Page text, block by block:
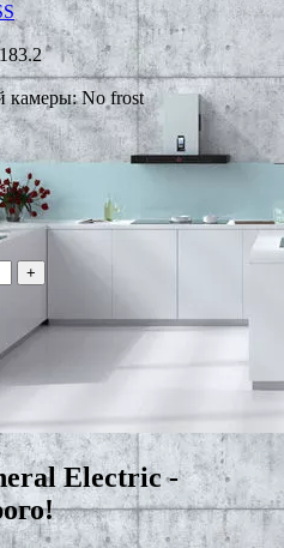
камеры: No frost
+
Electric -